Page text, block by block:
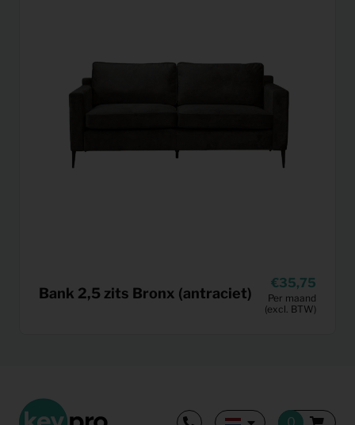
Bank 2,5 zits Bronx (antraciet)
35,75
Per maand
(excl. BTW)